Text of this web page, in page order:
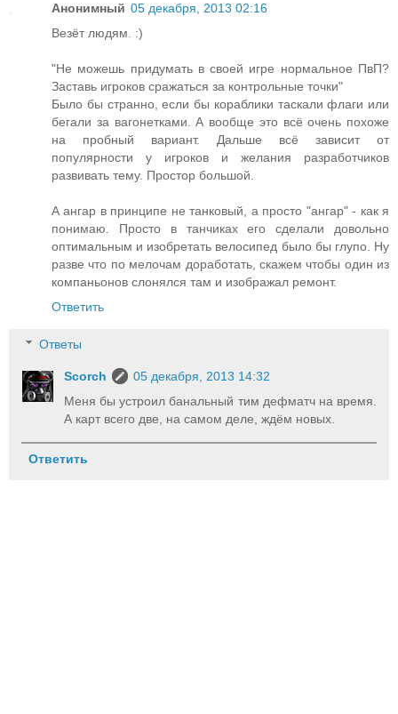
Анонимный 05 декабря, 2013 02:16
Везёт людям. :)
"Не можешь придумать в своей игре нормальное ПвП?
Заставь игроков сражаться за контрольные точки"
Было бы странно, если бы кораблики таскали флаги или
бегали за вагонетками. А вообще это всё очень похоже
на пробный вариант. Дальше всё зависит от
популярности у игроков и желания разработчиков
развивать тему. Простор большой.
А ангар в принципе не танковый, а просто "ангар" - как я
понимаю. Просто в танчиках его сделали довольно
оптимальным и изобретать велосипед было бы глупо. Ну
разве что по мелочам доработать, скажем чтобы один из
компаньонов слонялся там и изображал ремонт.
Ответить
Ответы
Scorch
05 декабря, 2013 14:32
Меня бы устроил банальный тим дефматч на время.
А карт всего две, на самом деле, ждём новых.
Ответить